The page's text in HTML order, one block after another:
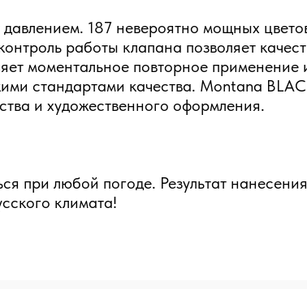
187 невероятно мощных
работы клапана позволяет
моментальное повторное
стандартами качества. Montana
и художественного оформления.
при любой погоде. Результат
климата!